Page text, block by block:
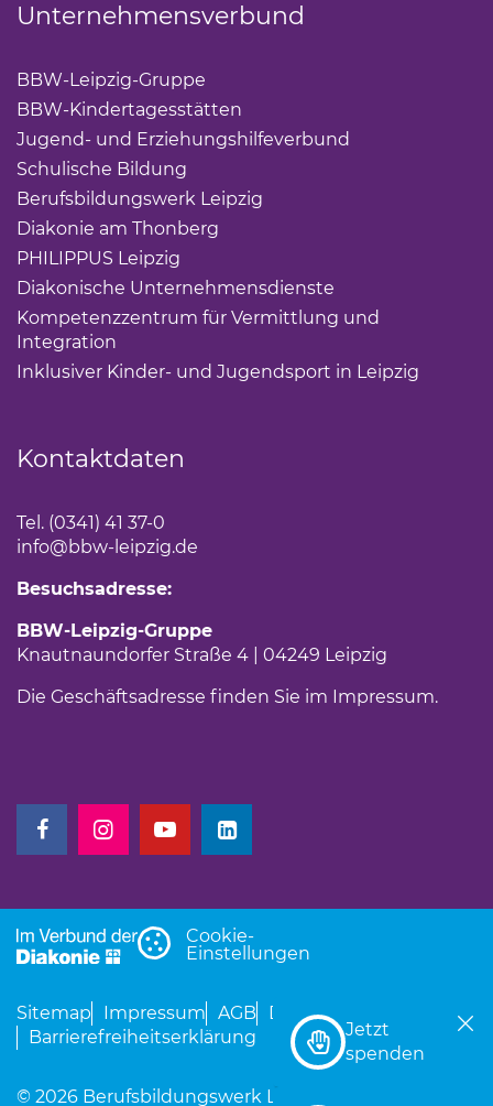
Jetzt
spenden
(Link öffnet einen
Unternehmensverbund
BBW-Leipzig-Gruppe
BBW-Kindertagesstätten
Jugend- und Erziehungshilfeverbund
Schulische Bildung
Berufsbildungswerk Leipzig
Diakonie am Thonberg
PHILIPPUS Leipzig
Diakonische Unternehmensdienste
Kompetenzzentrum für Vermittlung und
Integration
Inklusiver Kinder- und Jugendsport in Leipzig
Kontaktdaten
Tel. (0341) 41 37-0
info@bbw-leipzig.de
Besuchsadresse:
BBW-Leipzig-Gruppe
Knautnaundorfer Straße 4 | 04249 Leipzig
Die Geschäftsadresse finden Sie im Impressum.
(Link öffnet einen neuen Tab)
(Link öffnet einen neuen Tab)
(Link öffnet einen neuen Tab)
(Link öffnet einen neuen Tab)
Cookie-
Einstellungen
Sitemap Impressum AGB
Datenschutz
Barrierefreiheitserklärung
© 2026 Berufsbildungswerk Leipzig für Hör- und